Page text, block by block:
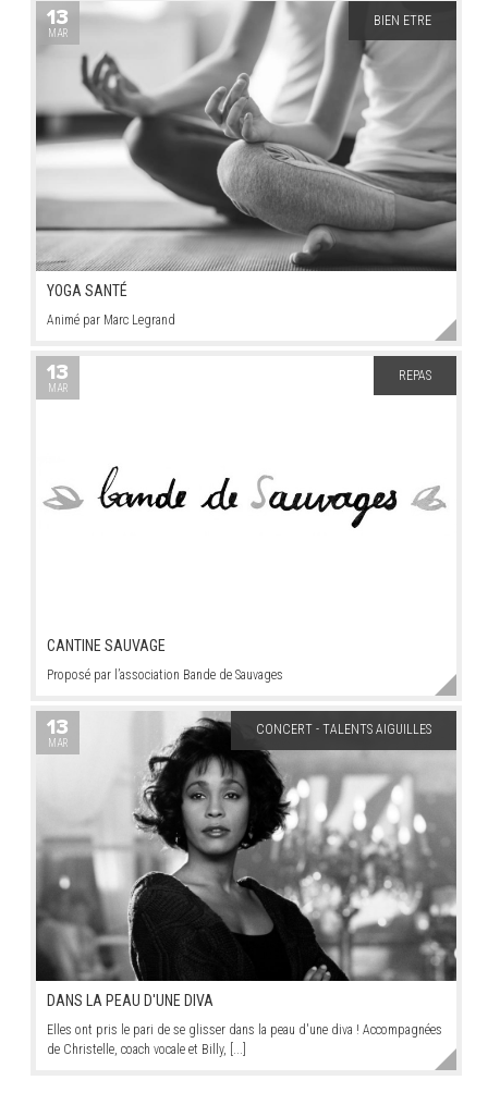
YOGA SANTÉ
Animé par Marc Legrand
13
MAR
BIEN ETRE
CANTINE SAUVAGE
Proposé par l’association Bande de Sauvages
13
MAR
REPAS
DANS LA PEAU D'UNE DIVA
Elles ont pris le pari de se glisser dans la peau d'une diva ! Accompagnées
de Christelle, coach vocale et Billy, [...]
13
MAR
CONCERT - TALENTS AIGUILLES